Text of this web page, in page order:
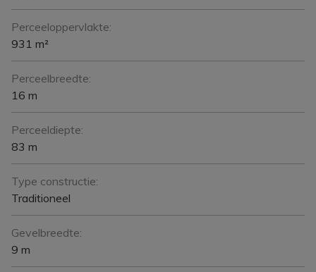
Perceeloppervlakte:
931 m²
Perceelbreedte:
16 m
Perceeldiepte:
83 m
Type constructie:
Traditioneel
Gevelbreedte:
9 m